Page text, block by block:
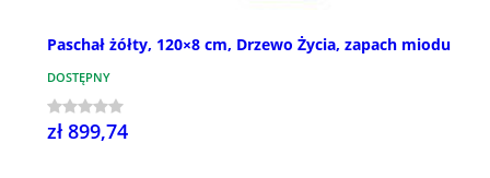
Paschał żółty, 120×8 cm, Drzewo Życia, zapach miodu
DOSTĘPNY
zł 899,74